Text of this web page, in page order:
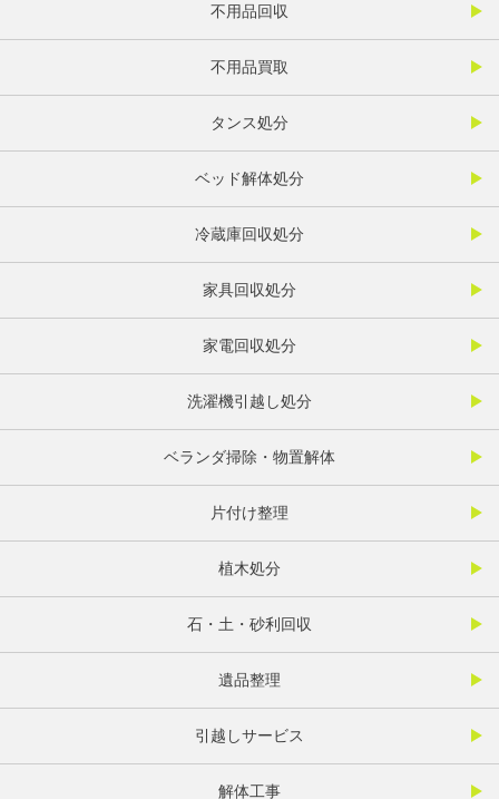
不用品回収
不用品買取
タンス処分
ベッド解体処分
冷蔵庫回収処分
家具回収処分
家電回収処分
洗濯機引越し処分
ベランダ掃除・物置解体
片付け整理
植木処分
石・土・砂利回収
遺品整理
引越しサービス
解体工事